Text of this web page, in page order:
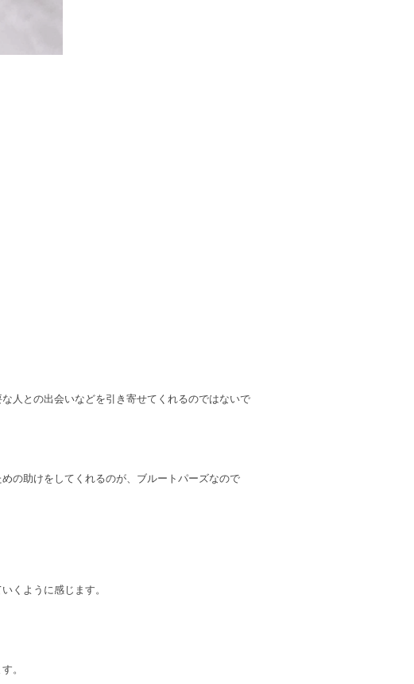
人との出会いなどを引き寄せてくれるのではないで
の助けをしてくれるのが、ブルートパーズなので
くように感じます。
。